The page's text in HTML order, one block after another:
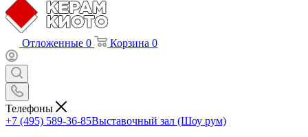
Отложенные 0 Корзина 0
Телефоны
+7 (495) 589-36-85Выставочный зал (Шоу рум)